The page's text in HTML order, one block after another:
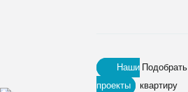
Наши
проекты
Подобрать
квартиру